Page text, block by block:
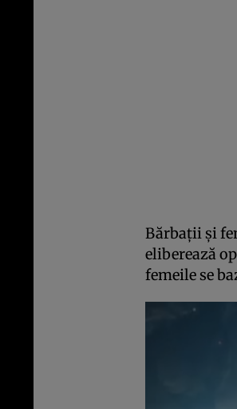
Bărbații și
eliberează
femeile se